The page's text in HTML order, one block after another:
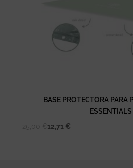
BASE PROTECTORA PARA
ESSENTIALS
12,71 €